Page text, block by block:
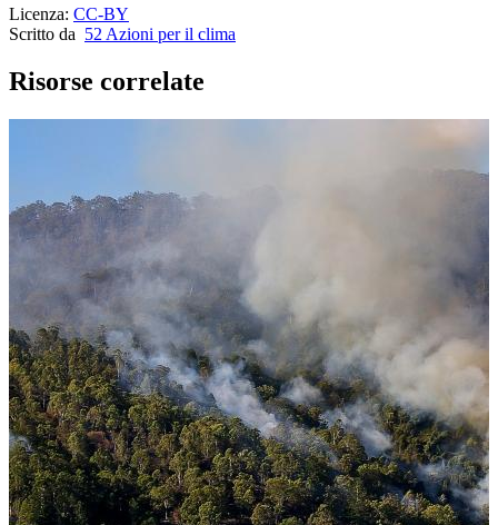
Licenza: CC-BY
Scritto da 52 Azioni per il clima
Risorse correlate